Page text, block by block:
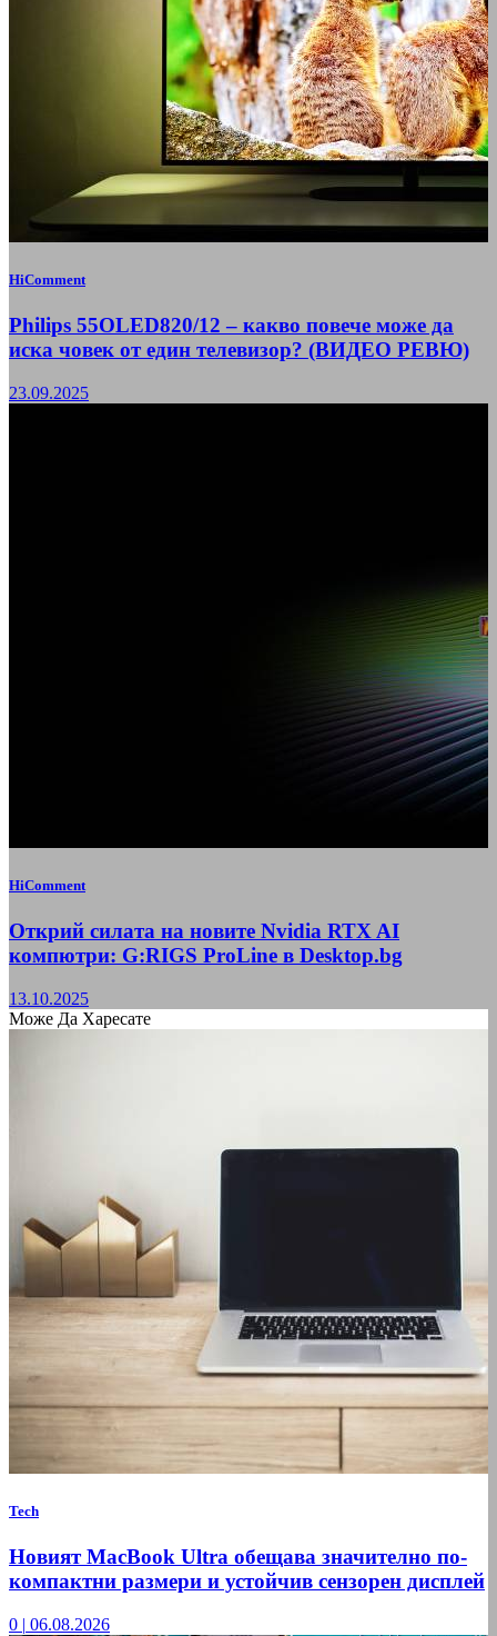
HiComment
Philips 55OLED820/12 – какво повече може да
иска човек от един телевизор? (ВИДЕО РЕВЮ)
23.09.2025
HiComment
Открий силата на новите Nvidia RTX AI
компютри: G:RIGS ProLine в Desktop.bg
13.10.2025
Може Да Харесате
Tech
Новият MacBook Ultra обещава значително по-
компактни размери и устойчив сензорен дисплей
0 | 06.08.2026